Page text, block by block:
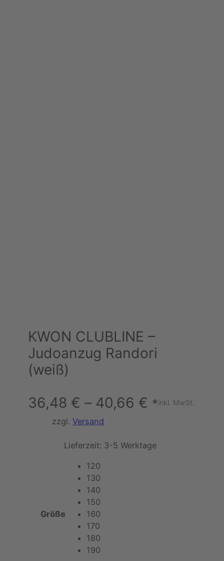
KWON CLUBLINE –
Judoanzug Randori
(weiß)
36,48 € – 40,66 € *inkl. MwSt.
zzgl. Versand
Lieferzeit: 3-5 Werktage
Größe
120
130
140
150
160
170
180
190